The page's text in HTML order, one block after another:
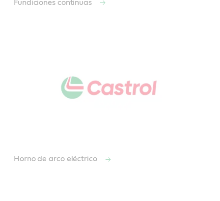
Fundiciones continuas
Horno de arco eléctrico